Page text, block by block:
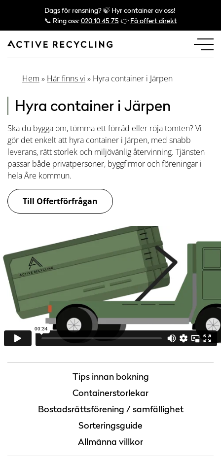
Dags för rensning? 🍃 Hyr container av oss!
📞 Ring oss:020 10 45 75 👉 Få offert direkt
Hem » Här finns vi » Hyra container i Järpen
Hyra container i Järpen
Ska du bygga om, tömma ett förråd eller röja tomten? Vi
gör det enkelt att hyra container i Järpen, med snabb
leverans, rätt storlek och miljövänlig återvinning. Tjänsten
passar både privatpersoner, byggfirmor och föreningar i
hela Åre kommun.
Till Offertförfrågan
Tips innan bokning
Containerstorlekar
Bostadsrättsförening / samfällighet
Sorteringsguide
Allmänna villkor